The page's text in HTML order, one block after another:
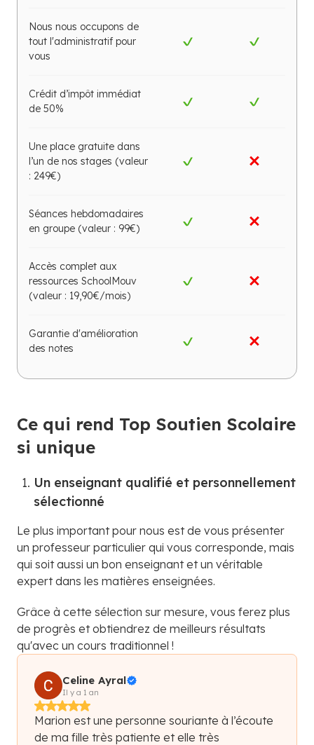
Nous nous occupons de
tout l'administratif pour
vous
Crédit d’impôt immédiat
de 50%
Une place gratuite dans
l’un de nos stages (valeur
: 249€)
Séances hebdomadaires
en groupe (valeur : 99€)
Accès complet aux
ressources SchoolMouv
(valeur : 19,90€/mois)
Garantie d'amélioration
des notes
Ce qui rend Top Soutien Scolaire
si unique
Un enseignant qualifié et personnellement
sélectionné
Le plus important pour nous est de vous présenter
un professeur particulier qui vous corresponde, mais
qui soit aussi un bon enseignant et un véritable
expert dans les matières enseignées.
Grâce à cette sélection sur mesure, vous ferez plus
de progrès et obtiendrez de meilleurs résultats
qu'avec un cours traditionnel !
Celine Ayral
Il y a 1 an
Marion est une personne souriante à l’écoute
de ma fille très patiente et elle très